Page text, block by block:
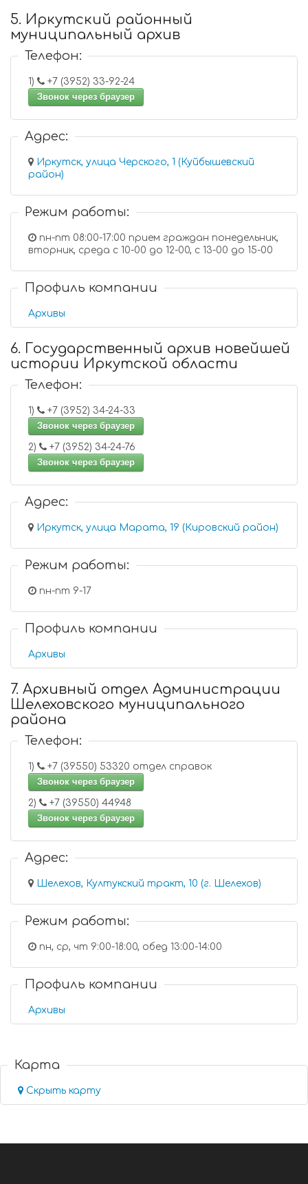
5. Иркутский районный
муниципальный архив
Телефон:
1)
+7 (3952) 33-92-24
Звонок через браузер
Адрес:
Иркутск, улица Черского, 1 (Куйбышевский
район)
Режим работы:
пн-пт 08:00-17:00 прием граждан понедельник,
вторник, среда с 10-00 до 12-00, с 13-00 до 15-00
Профиль компании
Архивы
6. Государственный архив новейшей
истории Иркутской области
Телефон:
1)
+7 (3952) 34-24-33
Звонок через браузер
2)
+7 (3952) 34-24-76
Звонок через браузер
Адрес:
Иркутск, улица Марата, 19 (Кировский район)
Режим работы:
пн-пт 9-17
Профиль компании
Архивы
7. Архивный отдел Администрации
Шелеховского муниципального
района
Телефон:
1)
+7 (39550) 53320 отдел справок
Звонок через браузер
2)
+7 (39550) 44948
Звонок через браузер
Адрес:
Шелехов, Култукский тракт, 10 (г. Шелехов)
Режим работы:
пн, ср, чт 9:00-18:00, обед 13:00-14:00
Профиль компании
Архивы
Карта
Скрыть карту